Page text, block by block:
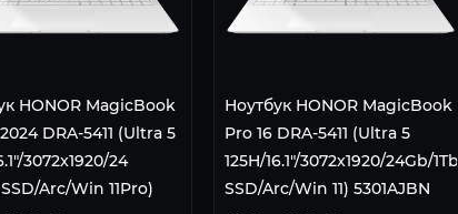
HONOR MagicBook
DRA-5411 (Ultra 5
3072x1920/24
Arc/Win 11Pro)
Ноутбук HONOR MagicBook
Pro 16 DRA-5411 (Ultra 5
125H/16.1"/3072x1920/24Gb/1Tb
SSD/Arc/Win 11) 5301AJBN